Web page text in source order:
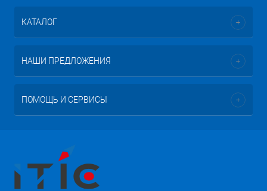
КАТАЛОГ
НАШИ ПРЕДЛОЖЕНИЯ
ПОМОЩЬ И СЕРВИСЫ